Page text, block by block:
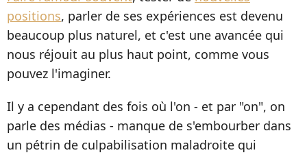
positions, parler de ses expériences est devenu
beaucoup plus naturel, et c'est une avancée qui
nous réjouit au plus haut point, comme vous
pouvez l'imaginer.
Il y a cependant des fois où l'on - et par "on", on
parle des médias - manque de s'embourber dans
un pétrin de culpabilisation maladroite qui